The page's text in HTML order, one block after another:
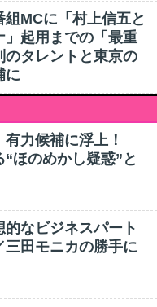
組MCに「村上信五と
起用までの「最重
タレントと東京の
に
力候補に浮上！
“ほのめかし疑惑”と
なビジネスパート
田モニカの勝手に